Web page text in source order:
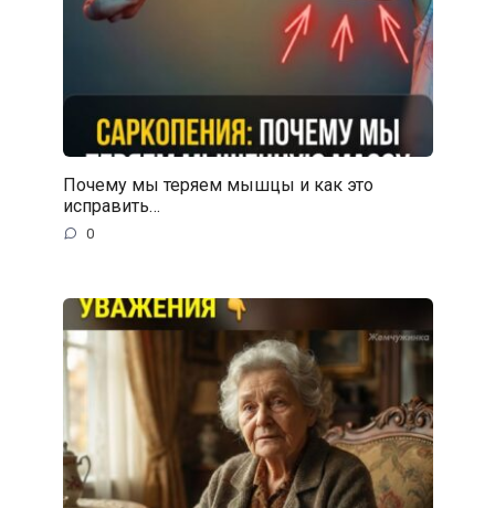
Почему мы теряем мышцы и как это
исправить…
0